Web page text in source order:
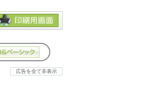
広告を全て非表示